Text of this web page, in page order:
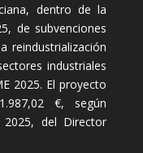
dentro de la
de subvenciones
reindustrialización
industriales
2025. El proyecto
€, según
2025, del Director